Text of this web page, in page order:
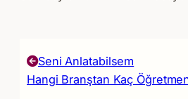
Seni Anlatabilsem
Hangi Branştan Kaç